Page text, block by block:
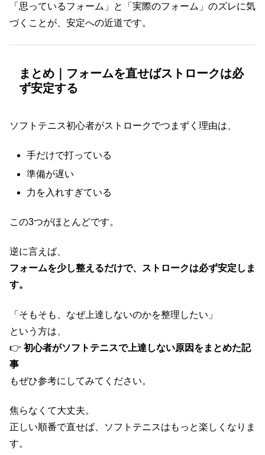
「思っているフォーム」と「実際のフォーム」のズレに気
づくことが、安定への近道です。
まとめ｜フォームを直せばストロークは必
ず安定する
ソフトテニス初心者がストロークでつまずく理由は、
手だけで打っている
準備が遅い
力を入れすぎている
この3つがほとんどです。
逆に言えば、
フォームを少し整えるだけで、ストロークは必ず安定しま
す。
「そもそも、なぜ上達しないのかを整理したい」
という方は、
👉 初心者がソフトテニスで上達しない原因をまとめた記
事
もぜひ参考にしてみてください。
焦らなくて大丈夫。
正しい順番で直せば、ソフトテニスはもっと楽しくなりま
す。